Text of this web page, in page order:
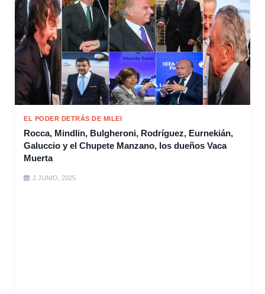
EL PODER DETRÁS DE MILEI
Rocca, Mindlin, Bulgheroni, Rodríguez, Eurnekián,
Galuccio y el Chupete Manzano, los dueños Vaca
Muerta
2 JUNIO, 2025